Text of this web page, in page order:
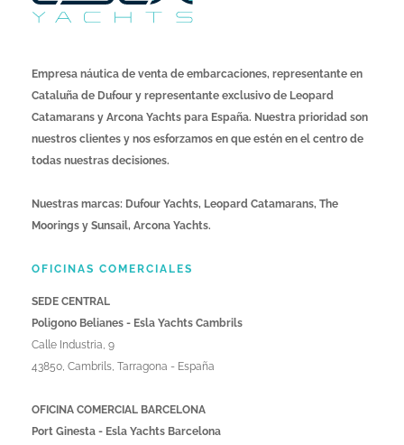
Empresa náutica de venta de embarcaciones, representante en
Cataluña de Dufour y representante exclusivo de Leopard
Catamarans y Arcona Yachts para España. Nuestra prioridad son
nuestros clientes y nos esforzamos en que estén en el centro de
todas nuestras decisiones.
Nuestras marcas: Dufour Yachts, Leopard Catamarans, The
Moorings y Sunsail, Arcona Yachts.
OFICINAS COMERCIALES
SEDE CENTRAL
Poligono Belianes - Esla Yachts Cambrils
Calle Industria, 9
43850, Cambrils, Tarragona - España
OFICINA COMERCIAL BARCELONA
Port Ginesta - Esla Yachts Barcelona